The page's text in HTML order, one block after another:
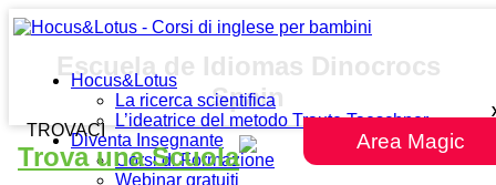
Hocus&Lotus
La ricerca scientifica
L’ideatrice del metodo Traute Taeschner
Diventa Insegnante
Corsi di Formazione
Webinar gratuiti
Area Magic
TROVACI
Trova una Scuola
Escuela de Idiomas Dinocrocs
Spain